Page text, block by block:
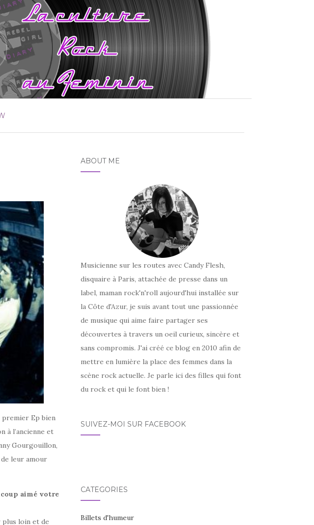
premier Ep bien
à l’ancienne et
Gourgouillon,
leur amour
aimé votre
plus loin et de
ABOUT ME
Musicienne sur les routes avec Candy Flesh,
disquaire à Paris, attachée de presse dans un
label, maman rock'n'roll aujourd'hui installée sur
la Côte d'Azur, je suis avant tout une passionnée
de musique qui aime faire partager ses
découvertes à travers un oeil curieux, sincère et
sans compromis. J'ai créé ce blog en 2010 afin de
mettre en lumière la place des femmes dans la
scène rock actuelle. Je parle ici des filles qui font
du rock et qui le font bien !
SUIVEZ-MOI SUR FACEBOOK
CATÉGORIES
Billets d'humeur